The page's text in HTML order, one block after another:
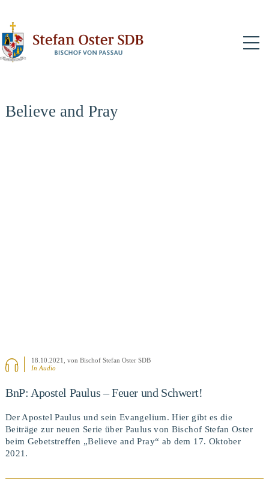
Believe and Pray
18.10.2021
, von Bischof Stefan Oster SDB
In Audio
BnP: Apostel Paulus – Feuer und Schwert!
Der Apostel Paulus und sein Evangelium. Hier gibt es die
Beiträge zur neuen Serie über Paulus von Bischof Stefan Oster
beim Gebetstreffen „Believe and Pray“ ab dem 17. Oktober
2021.